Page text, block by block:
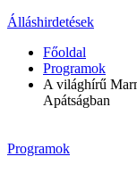
Álláshirdetések
Főoldal
Programok
A világhírű
Apátságban
Programok